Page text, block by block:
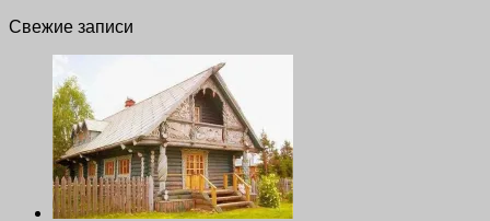
Свежие записи